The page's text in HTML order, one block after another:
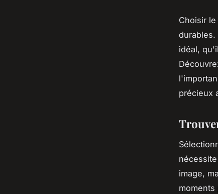
Choisir
idéal,
précieux
image,